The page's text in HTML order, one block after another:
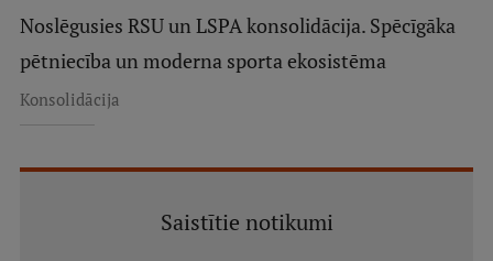
Noslēgusies RSU un LSPA konsolidācija. Spēcīgāka
pētniecība un moderna sporta ekosistēma
Konsolidācija
Saistītie notikumi